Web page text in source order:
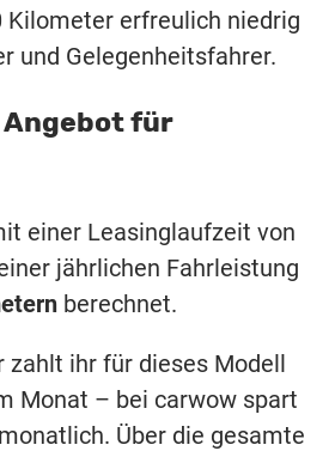
Kilometer erfreulich niedrig
und Gelegenheitsfahrer.
für
einer Leasinglaufzeit von
jährlichen Fahrleistung
berechnet.
zahlt ihr für dieses Modell
Monat – bei carwow spart
Über die gesamte